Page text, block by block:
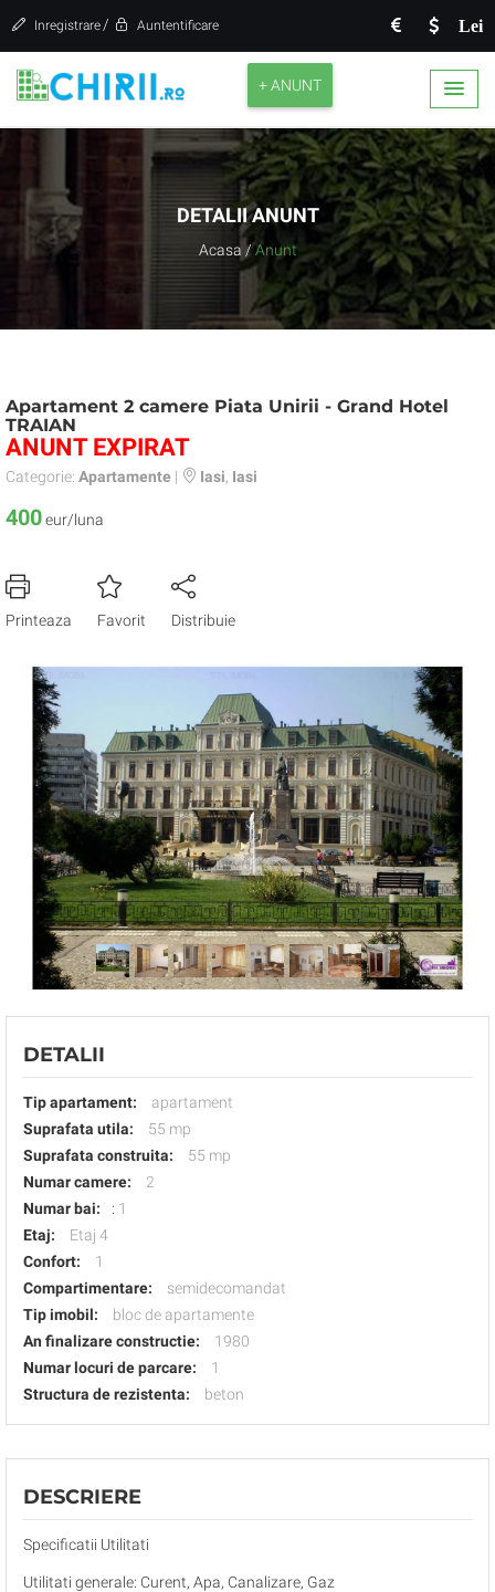
Lei
Inregistrare / Auntentificare
+ ANUNT
DETALII ANUNT
Acasa / Anunt
Apartament 2 camere Piata Unirii - Grand Hotel
TRAIAN
ANUNT EXPIRAT
Categorie: Apartamente | Iasi Iasi
400eur/luna
Printeaza Favorit Distribuie
DETALII
Tip apartament:
apartament
Suprafata utila:
55 mp
Suprafata construita:
55 mp
Numar camere:
2
Numar bai:
: 1
Etaj:
Etaj 4
Confort:
1
Compartimentare:
semidecomandat
Tip imobil:
bloc de apartamente
An finalizare constructie:
1980
Numar locuri de parcare:
1
Structura de rezistenta:
beton
DESCRIERE
Specificatii Utilitati
Utilitati generale: Curent, Apa, Canalizare, Gaz